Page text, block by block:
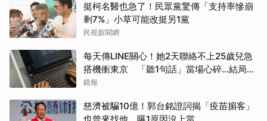
挺柯名醫也急了！民眾黨驚傳「支持率慘崩
剩7%」小草可能改挺另1黨
民視新聞網
每天傳LINE關心！她2天聯絡不上25歲兒急
搭機衝東京 「聽1句話」當場心碎...結局看
哭網
鏡報
慈濟被騙10億！郭台銘證詞揭「疫苗掮客」